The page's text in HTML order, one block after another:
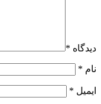
دیدگاه *
نام *
ایمیل *